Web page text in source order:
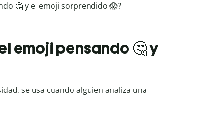
🤔 y el emoji sorprendido 😱?
emoji pensando 🤔 y
se usa cuando alguien analiza una